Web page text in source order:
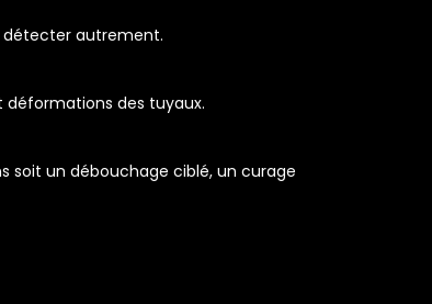
détecter autrement.
déformations des tuyaux.
soit un débouchage ciblé, un curage